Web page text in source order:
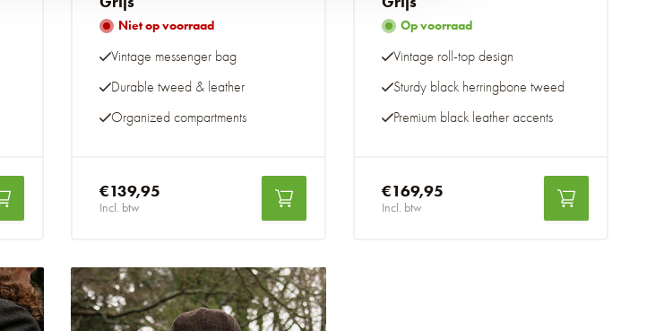
Niet op voorraad
Vintage messenger bag
Durable tweed & leather
Organized compartments
€139,95
Incl. btw
Op voorraad
Vintage roll-top design
Sturdy black herringbone tweed
Premium black leather accents
€169,95
Incl. btw